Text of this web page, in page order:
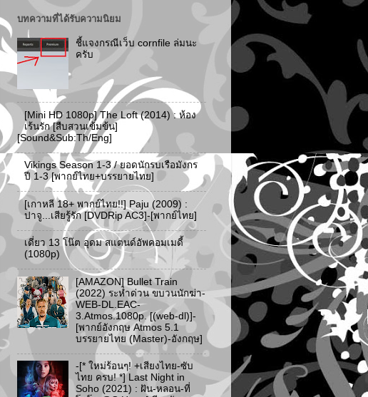
บทความที่ได้รับความนิยม
ชี้แจงกรณีเว็บ cornfile ล่มนะ
ครับ
[Mini HD 1080p] The Loft (2014) : ห้อง
เร้นรัก [สืบสวนเข้มข้น]
[Sound&Sub:Th/Eng]
Vikings Season 1-3 / ยอดนักรบเรือมังกร
ปี 1-3 [พากย์ไทย+บรรยายไทย]
[เกาหลี 18+ พากย์ไทย!!] Paju (2009) :
ปาจู...เสียรู้รัก [DVDRip AC3]-[พากย์ไทย]
เดี่ยว 13 โน๊ต อุดม สแตนด์อัพคอมเมดี้
(1080p)
[AMAZON] Bullet Train
(2022) ระห่ำด่วน ขบวนนักฆ่า-
WEB-DL.EAC-
3.Atmos.1080p. [(web-dl)]-
[พากย์อังกฤษ Atmos 5.1
บรรยายไทย (Master)-อังกฤษ]
-[* ใหม่ร้อนๆ! +เสียงไทย-ซับ
ไทย ครบ! *] Last Night in
Soho (2021) : ฝัน-หลอน-ที่